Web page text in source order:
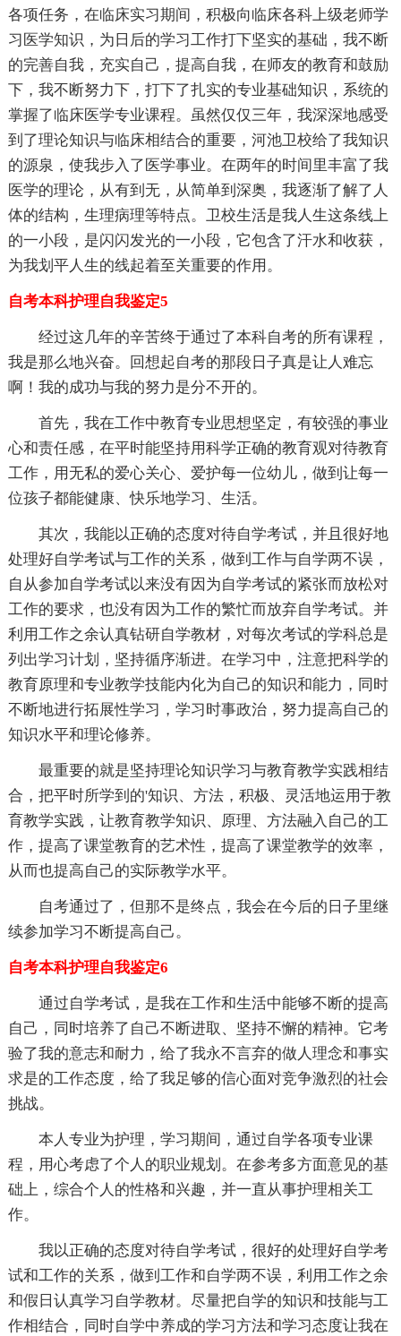
各项任务，在临床实习期间，积极向临床各科上级老师学
习医学知识，为日后的学习工作打下坚实的基础，我不断
的完善自我，充实自己，提高自我，在师友的教育和鼓励
下，我不断努力下，打下了扎实的专业基础知识，系统的
掌握了临床医学专业课程。虽然仅仅三年，我深深地感受
到了理论知识与临床相结合的重要，河池卫校给了我知识
的源泉，使我步入了医学事业。在两年的时间里丰富了我
医学的理论，从有到无，从简单到深奥，我逐渐了解了人
体的结构，生理病理等特点。卫校生活是我人生这条线上
的一小段，是闪闪发光的一小段，它包含了汗水和收获，
为我划平人生的线起着至关重要的作用。
自考本科护理自我鉴定5
经过这几年的辛苦终于通过了本科自考的所有课程，
我是那么地兴奋。回想起自考的那段日子真是让人难忘
啊！我的成功与我的努力是分不开的。
首先，我在工作中教育专业思想坚定，有较强的事业
心和责任感，在平时能坚持用科学正确的教育观对待教育
工作，用无私的爱心关心、爱护每一位幼儿，做到让每一
位孩子都能健康、快乐地学习、生活。
其次，我能以正确的态度对待自学考试，并且很好地
处理好自学考试与工作的关系，做到工作与自学两不误，
自从参加自学考试以来没有因为自学考试的紧张而放松对
工作的要求，也没有因为工作的繁忙而放弃自学考试。并
利用工作之余认真钻研自学教材，对每次考试的学科总是
列出学习计划，坚持循序渐进。在学习中，注意把科学的
教育原理和专业教学技能内化为自己的知识和能力，同时
不断地进行拓展性学习，学习时事政治，努力提高自己的
知识水平和理论修养。
最重要的就是坚持理论知识学习与教育教学实践相结
合，把平时所学到的'知识、方法，积极、灵活地运用于教
育教学实践，让教育教学知识、原理、方法融入自己的工
作，提高了课堂教育的艺术性，提高了课堂教学的效率，
从而也提高自己的实际教学水平。
自考通过了，但那不是终点，我会在今后的日子里继
续参加学习不断提高自己。
自考本科护理自我鉴定6
通过自学考试，是我在工作和生活中能够不断的提高
自己，同时培养了自己不断进取、坚持不懈的精神。它考
验了我的意志和耐力，给了我永不言弃的做人理念和事实
求是的工作态度，给了我足够的信心面对竞争激烈的社会
挑战。
本人专业为护理，学习期间，通过自学各项专业课
程，用心考虑了个人的职业规划。在参考多方面意见的基
础上，综合个人的性格和兴趣，并一直从事护理相关工
作。
我以正确的态度对待自学考试，很好的处理好自学考
试和工作的关系，做到工作和自学两不误，利用工作之余
和假日认真学习自学教材。尽量把自学的知识和技能与工
作相结合，同时自学中养成的学习方法和学习态度让我在